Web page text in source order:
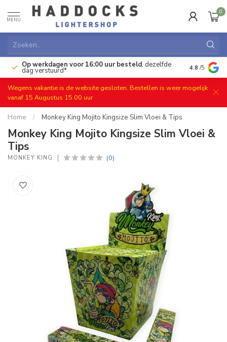
MENU
0
Op werkdagen voor 16:00 uur besteld, dezelfde
dag verstuurd* Gratis
4.8 /5
Wegens vakantie is de website gesloten. Bestellen is weer mogelijk
vanaf 15 Augustus 15.00 uur
Home / Monkey King Mojito Kingsize Slim Vloei & Tips
Monkey King Mojito Kingsize Slim Vloei &
Tips
MONKEY KING (0)